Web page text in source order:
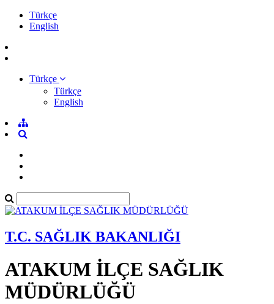
Türkçe
English
Türkçe
Türkçe
English
T.C. SAĞLIK BAKANLIĞI
ATAKUM İLÇE SAĞLIK
MÜDÜRLÜĞÜ